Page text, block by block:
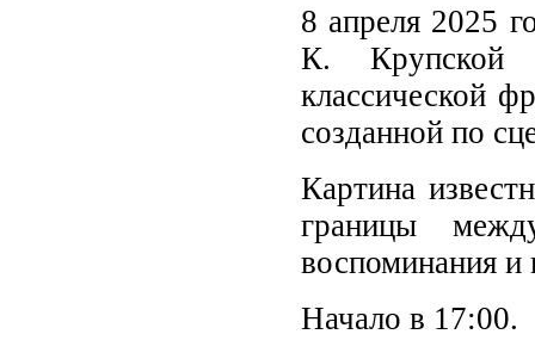
8 апреля 2025
К. Крупской
классической
созданной по
Картина
границы
воспоминания и
Начало в 17:00.